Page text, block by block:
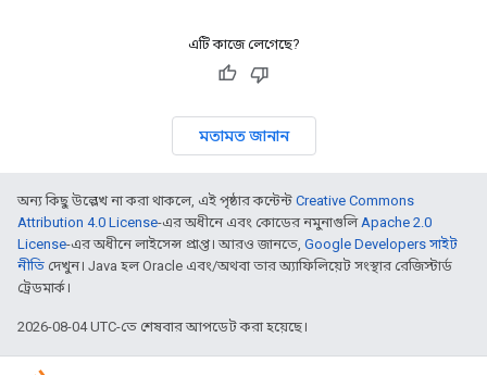
এটি কাজে লেগেছে?
মতামত জানান
অন্য কিছু উল্লেখ না করা থাকলে, এই পৃষ্ঠার কন্টেন্ট Creative Commons
Attribution 4.0 License-এর অধীনে এবং কোডের নমুনাগুলিApache 2.0
License-এর অধীনে লাইসেন্স প্রাপ্ত। আরও জানতে, Google Developers সাইট
নীতি দেখুন। Java হল Oracle এবং/অথবা তার অ্যাফিলিয়েট সংস্থার রেজিস্টার্ড
ট্রেডমার্ক।
2026-08-04 UTC-তে শেষবার আপডেট করা হয়েছে।